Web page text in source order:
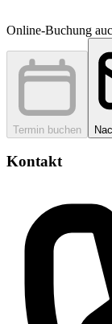
Online-Buchung
Termin buchen
Kontakt